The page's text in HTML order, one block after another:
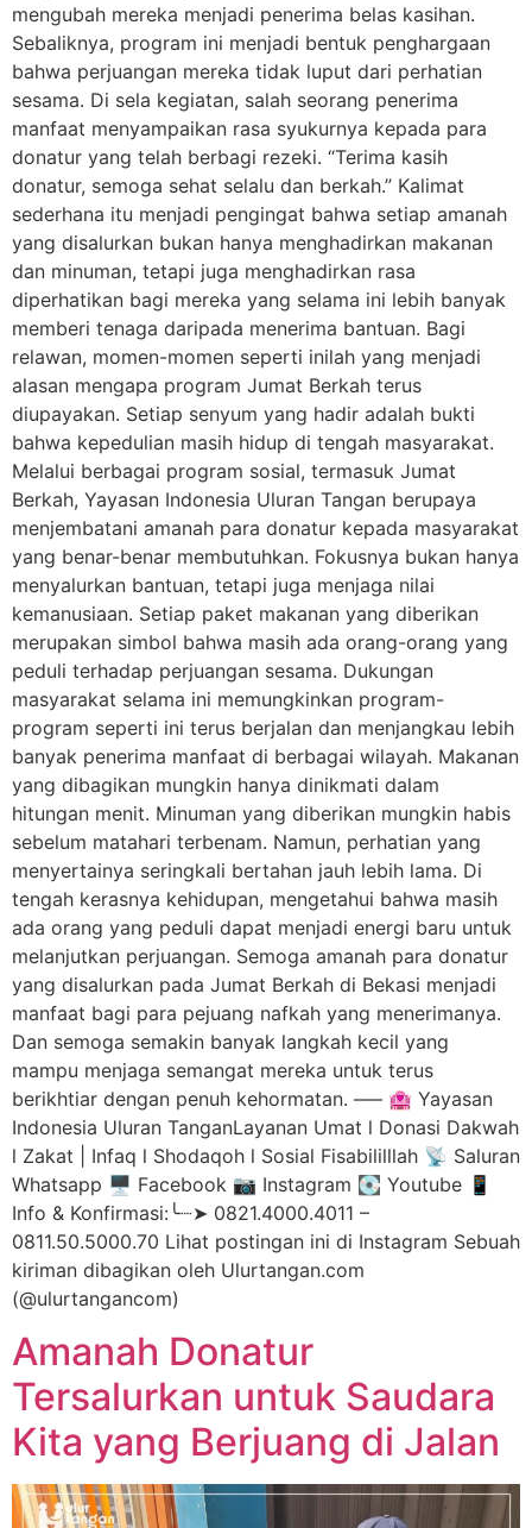
mengubah mereka menjadi penerima belas kasihan.
Sebaliknya, program ini menjadi bentuk penghargaan
bahwa perjuangan mereka tidak luput dari perhatian
sesama. Di sela kegiatan, salah seorang penerima
manfaat menyampaikan rasa syukurnya kepada para
donatur yang telah berbagi rezeki. “Terima kasih
donatur, semoga sehat selalu dan berkah.” Kalimat
sederhana itu menjadi pengingat bahwa setiap amanah
yang disalurkan bukan hanya menghadirkan makanan
dan minuman, tetapi juga menghadirkan rasa
diperhatikan bagi mereka yang selama ini lebih banyak
memberi tenaga daripada menerima bantuan. Bagi
relawan, momen-momen seperti inilah yang menjadi
alasan mengapa program Jumat Berkah terus
diupayakan. Setiap senyum yang hadir adalah bukti
bahwa kepedulian masih hidup di tengah masyarakat.
Melalui berbagai program sosial, termasuk Jumat
Berkah, Yayasan Indonesia Uluran Tangan berupaya
menjembatani amanah para donatur kepada masyarakat
yang benar-benar membutuhkan. Fokusnya bukan hanya
menyalurkan bantuan, tetapi juga menjaga nilai
kemanusiaan. Setiap paket makanan yang diberikan
merupakan simbol bahwa masih ada orang-orang yang
peduli terhadap perjuangan sesama. Dukungan
masyarakat selama ini memungkinkan program-
program seperti ini terus berjalan dan menjangkau lebih
banyak penerima manfaat di berbagai wilayah. Makanan
yang dibagikan mungkin hanya dinikmati dalam
hitungan menit. Minuman yang diberikan mungkin habis
sebelum matahari terbenam. Namun, perhatian yang
menyertainya seringkali bertahan jauh lebih lama. Di
tengah kerasnya kehidupan, mengetahui bahwa masih
ada orang yang peduli dapat menjadi energi baru untuk
melanjutkan perjuangan. Semoga amanah para donatur
yang disalurkan pada Jumat Berkah di Bekasi menjadi
manfaat bagi para pejuang nafkah yang menerimanya.
Dan semoga semakin banyak langkah kecil yang
mampu menjaga semangat mereka untuk terus
berikhtiar dengan penuh kehormatan. —– 🏩 Yayasan
Indonesia Uluran TanganLayanan Umat l Donasi Dakwah
l Zakat | Infaq l Shodaqoh l Sosial Fisabililllah 📡 Saluran
Whatsapp 🖥️ Facebook 📷 Instagram 💽 Youtube 📱
Info & Konfirmasi:╰┈➤ 0821.4000.4011 –
0811.50.5000.70 Lihat postingan ini di Instagram Sebuah
kiriman dibagikan oleh Ulurtangan.com
(@ulurtangancom)
Amanah Donatur
Tersalurkan untuk Saudara
Kita yang Berjuang di Jalan